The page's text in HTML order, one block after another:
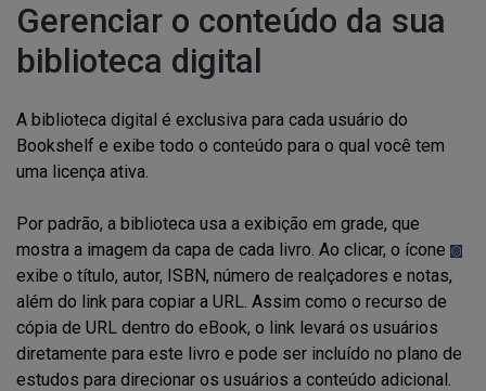
Gerenciar o conteúdo da sua
biblioteca digital
A biblioteca digital é exclusiva para cada usuário do
Bookshelf e exibe todo o conteúdo para o qual você tem
uma licença ativa.
Por padrão, a biblioteca usa a exibição em grade, que
mostra a imagem da capa de cada livro. Ao clicar, o ícone
exibe o título, autor, ISBN, número de realçadores e notas,
além do link para copiar a URL. Assim como o recurso de
cópia de URL dentro do eBook, o link levará os usuários
diretamente para este livro e pode ser incluído no plano de
estudos para direcionar os usuários a conteúdo adicional.